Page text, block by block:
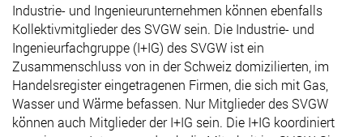
Industrie- und Ingenieurunternehmen können ebenfalls
Kollektivmitglieder des SVGW sein. Die Industrie- und
Ingenieurfachgruppe (I+IG) des SVGW ist ein
Zusammenschluss von in der Schweiz domizilierten, im
Handelsregister eingetragenen Firmen, die sich mit Gas,
Wasser und Wärme befassen. Nur Mitglieder des SVGW
können auch Mitglieder der I+IG sein. Die I+IG koordiniert